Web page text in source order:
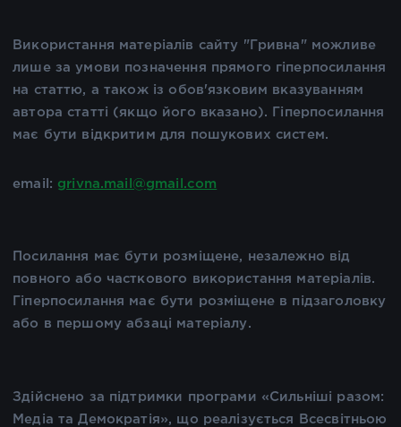
Використання матеріалів сайту "Гривна" можливе
лише за умови позначення прямого гіперпосилання
на статтю, а також із обов'язковим вказуванням
автора статті (якщо його вказано). Гіперпосилання
має бути відкритим для пошукових систем.
email: grivna.mail@gmail.com
Посилання має бути розміщене, незалежно від
повного або часткового використання матеріалів.
Гіперпосилання має бути розміщене в підзаголовку
або в першому абзаці матеріалу.
Здійснено за підтримки програми «Сильніші разом:
Медіа та Демократія», що реалізується Всесвітньою